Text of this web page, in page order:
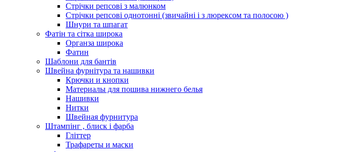
Стрічки репсові з малюнком
Стрічки репсові однотонні (звичайні і з люрексом та полосою )
Шнури та шпагат
Фатін та сітка широка
Органза широка
Фатин
Шаблони для бантів
Швейна фурнітура та нашивки
Крючки и кнопки
Материалы для пошива нижнего белья
Нашивки
Нитки
Швейная фурнитура
Штампінг , блиск і фарба
Гліттер
Трафареты и маски